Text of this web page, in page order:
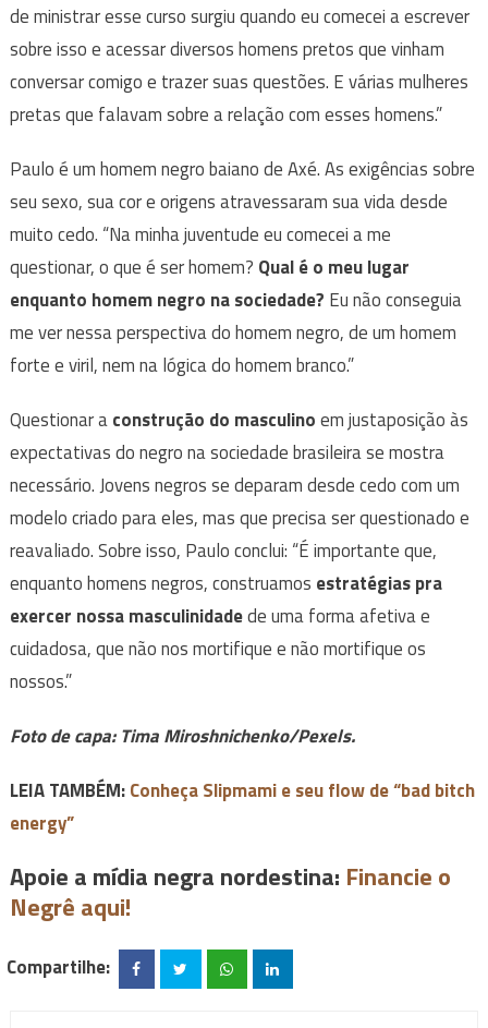
de ministrar esse curso surgiu quando eu comecei a escrever
sobre isso e acessar diversos homens pretos que vinham
conversar comigo e trazer suas questões. E várias mulheres
pretas que falavam sobre a relação com esses homens.”
Paulo é um homem negro baiano de Axé. As exigências sobre
seu sexo, sua cor e origens atravessaram sua vida desde
muito cedo. “Na minha juventude eu comecei a me
questionar, o que é ser homem? Qual é o meu lugar
enquanto homem negro na sociedade? Eu não conseguia
me ver nessa perspectiva do homem negro, de um homem
forte e viril, nem na lógica do homem branco.”
Questionar aconstrução do masculinoem justaposição às
expectativas do negro na sociedade brasileira se mostra
necessário. Jovens negros se deparam desde cedo com um
modelo criado para eles, mas que precisa ser questionado e
reavaliado. Sobre isso, Paulo conclui: “É importante que,
enquanto homens negros, construamos estratégias pra
exercer nossa masculinidadede uma forma afetiva e
cuidadosa, que não nos mortifique e não mortifique os
nossos.”
Foto de capa: Tima Miroshnichenko/Pexels.
LEIA TAMBÉM:Conheça Slipmami e seu flow de “bad bitch
energy”
Apoie a mídia negra nordestina: Financie o
Negrê aqui!
Compartilhe: